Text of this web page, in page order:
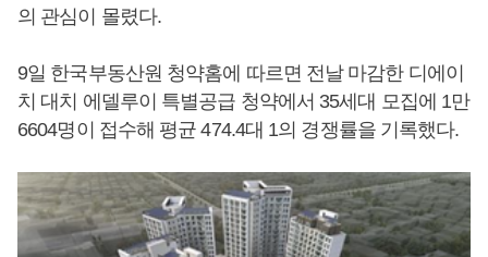
의 관심이 몰렸다.
9일 한국부동산원 청약홈에 따르면 전날 마감한 디에이
치 대치 에델루이 특별공급 청약에서 35세대 모집에 1만
6604명이 접수해 평균 474.4대 1의 경쟁률을 기록했다.